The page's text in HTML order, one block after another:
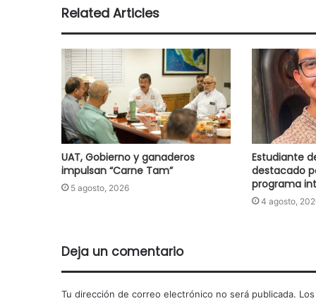
Related Articles
UAT, Gobierno y ganaderos
impulsan “Carne Tam”
5 agosto, 2026
Estudiante
destacado
programa
4 agosto,
Deja un comentario
Tu dirección de correo electrónico no será publicada.